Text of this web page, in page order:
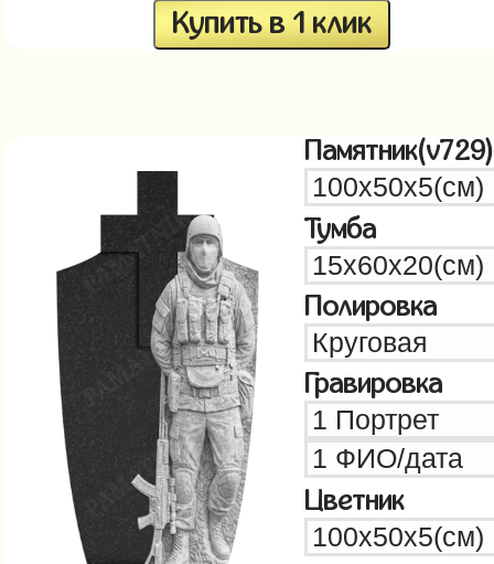
Купить в 1 клик
Памятник(v729)
Тумба
Полировка
Гравировка
Цветник